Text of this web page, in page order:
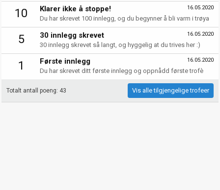
10 16.05.2020
Klarer ikke å stoppe!
Du har skrevet 100 innlegg, og du begynner å bli varm i trøya
5 16.05.2020
30 innlegg skrevet
30 innlegg skrevet så langt, og hyggelig at du trives her :)
1 16.05.2020
Første innlegg
Du har skrevet ditt første innlegg og oppnådd første trofè
Totalt antall poeng: 43 Vis alle tilgjengelige trofeer